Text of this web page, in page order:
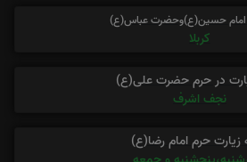
امام حسین(ع)وحضرت عباس(ع)
کربلا
در حرم حضرت علی(ع)
نجف اشرف
زیارت حرم امام رضا(ع)